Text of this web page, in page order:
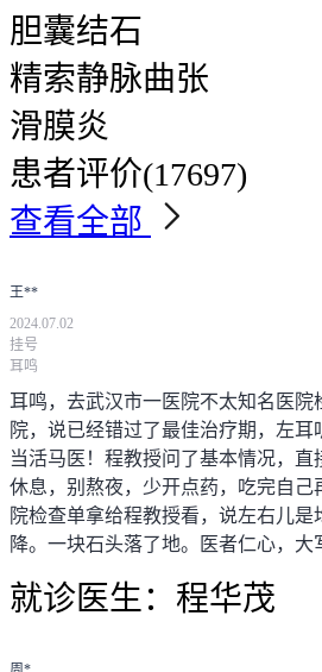
胆囊结石
精索静脉曲张
滑膜炎
患者评价(17697)
查看全部
王**
2024.07.02
挂号
耳鸣
耳鸣，去武汉市一医院不太知名医院
院，说已经错过了最佳治疗期，左耳
当活马医！程教授问了基本情况，直
休息，别熬夜，少开点药，吃完自己
院检查单拿给程教授看，说左右儿
降。一块石头落了地。医者仁心，大
就诊医生： 程华茂